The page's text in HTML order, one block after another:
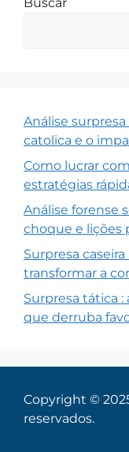
Análise
catolica e o
Como lucrar
estratégias
Análise forense
choque e lições
Surpresa
transformar a
Surpresa tática
que derruba
Copyright ©
reservados.